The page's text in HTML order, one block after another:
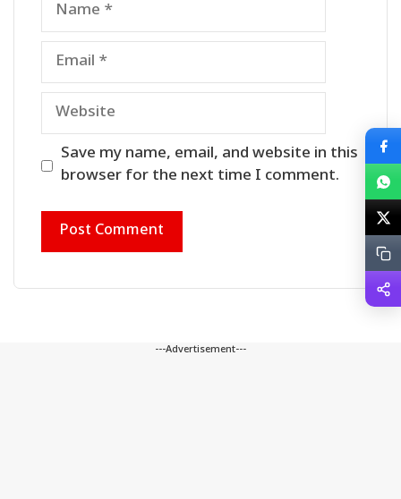
Email
Website
Save my name, email, and website in this
browser for the next time I comment.
---Advertisement---